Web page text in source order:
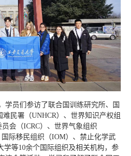
学员们参访了联合国训练研究所、国
民署（UNHCR）、世界知识产权组
会（ICRC）、世界气象组织
国际移民组织（IOM）、禁止化学武
学等10余个国际组织及相关机构，参